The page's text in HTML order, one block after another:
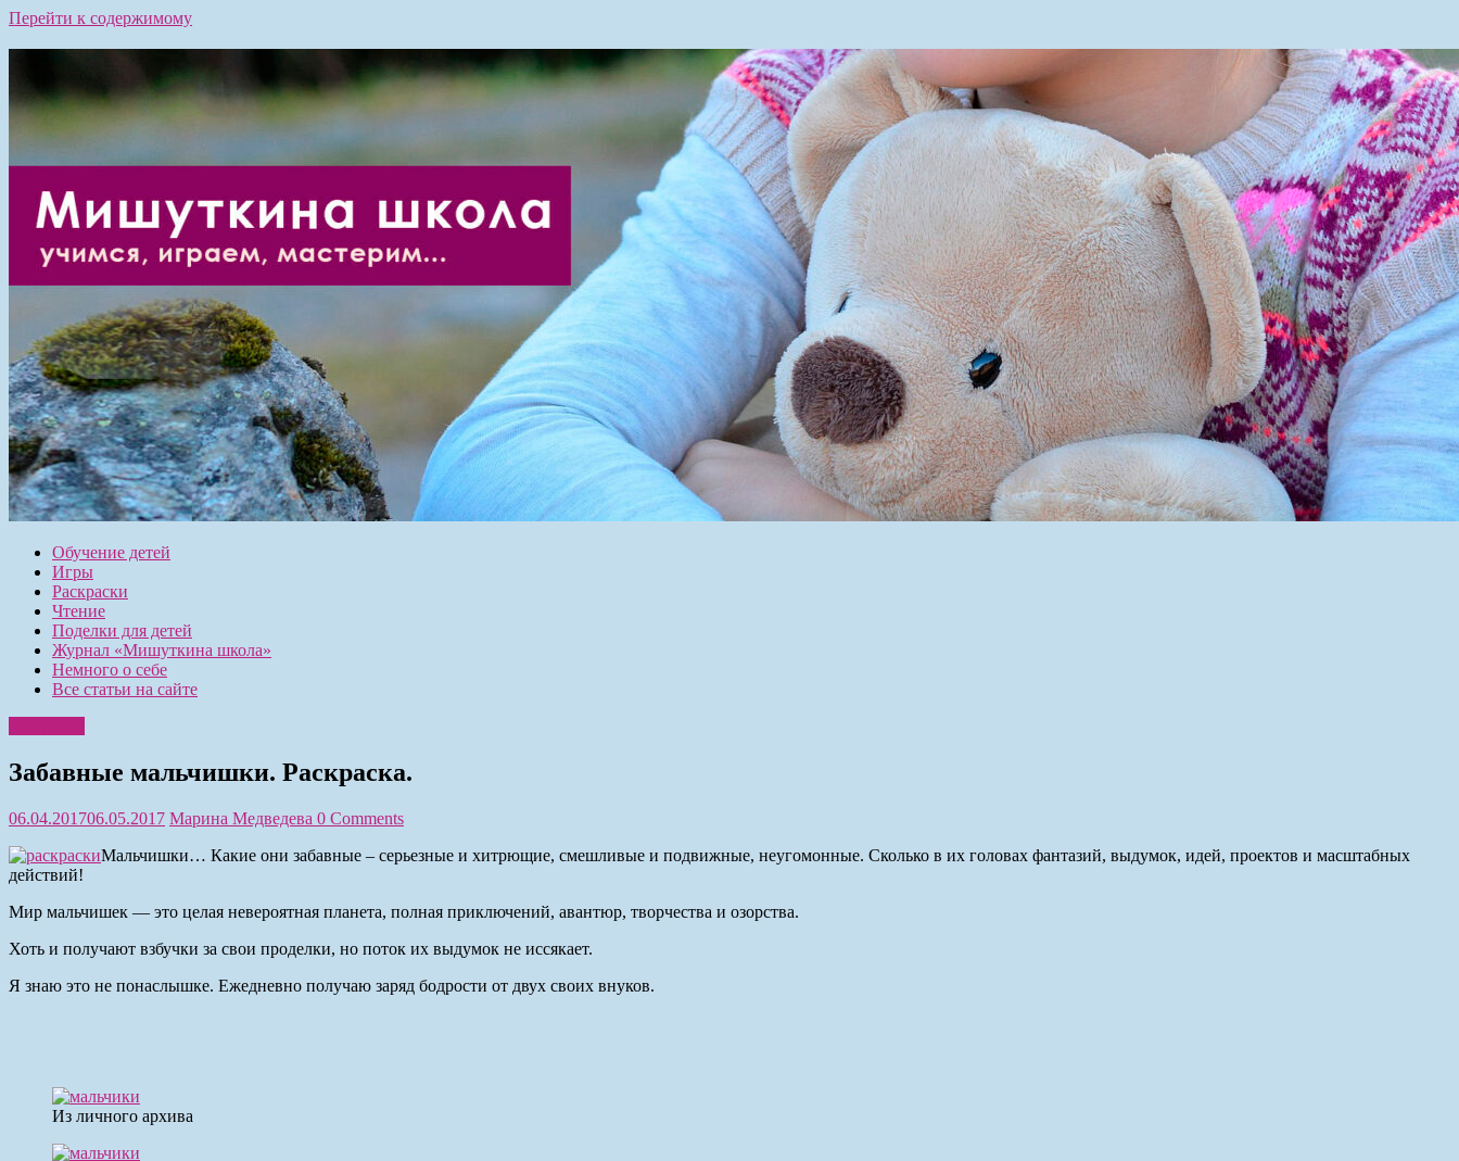
Перейти к содержимому
Обучение детей
Игры
Раскраски
Чтение
Поделки для детей
Журнал «Мишуткина школа»
Немного о себе
Все статьи на сайте
Забавные мальчишки. Раскраска.
06.04.201706.05.2017 Марина Медведева 0 Comments
Мальчишки… Какие они забавные – серьезные и хитрющие, смешливые и подвижные, неугомонные. Сколько в их головах фантазий, выдумок, идей, проектов и масштабных
действий!
Мир мальчишек — это целая невероятная планета, полная приключений, авантюр, творчества и озорства.
Хоть и получают взбучки за свои проделки, но поток их выдумок не иссякает.
Я знаю это не понаслышке. Ежедневно получаю заряд бодрости от двух своих внуков.
Из личного архива